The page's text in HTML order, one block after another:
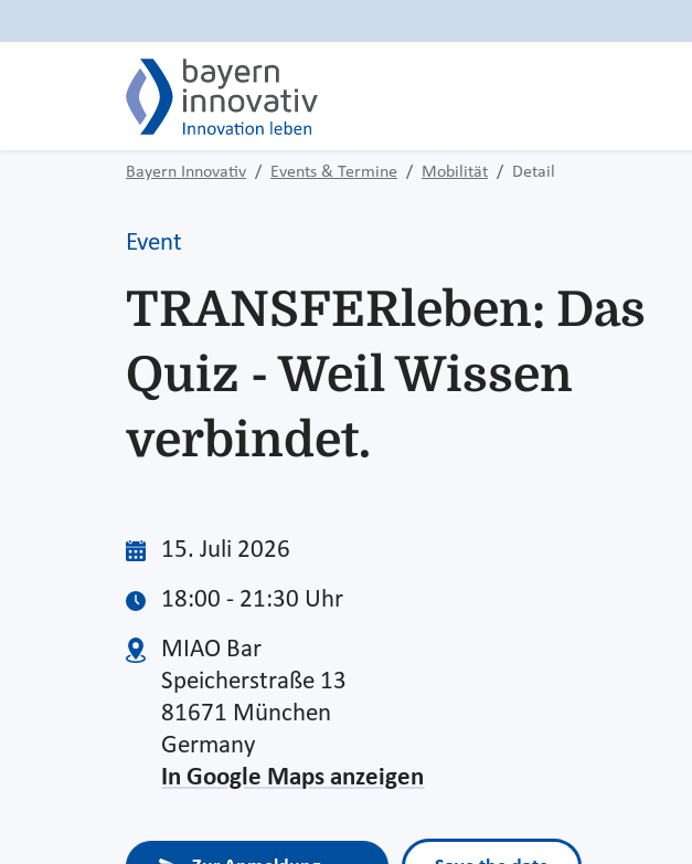
Bayern Innovativ Events & Termine Mobilität Detail
Event
TRANSFERleben: Das
Quiz - Weil Wissen
verbindet.
15. Juli 2026
18:00 - 21:30 Uhr
MIAO Bar
Speicherstraße 13
81671 München
Germany
In Google Maps anzeigen